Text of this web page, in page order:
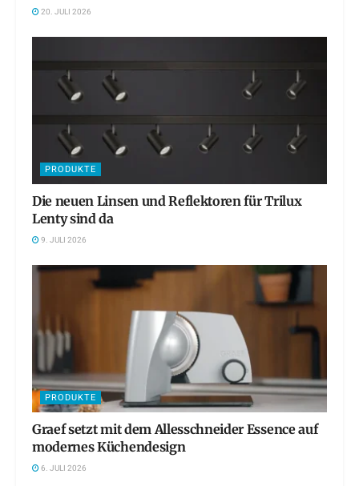
20. JULI 2026
PRODUKTE
Die neuen Linsen und Reflektoren für Trilux
Lenty sind da
9. JULI 2026
PRODUKTE
Graef setzt mit dem Allesschneider Essence auf
modernes Küchendesign
6. JULI 2026